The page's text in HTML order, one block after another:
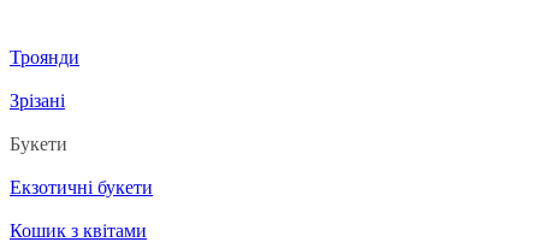
Троянди
Зрізані
Букети
Екзотичні букети
Кошик з квітами